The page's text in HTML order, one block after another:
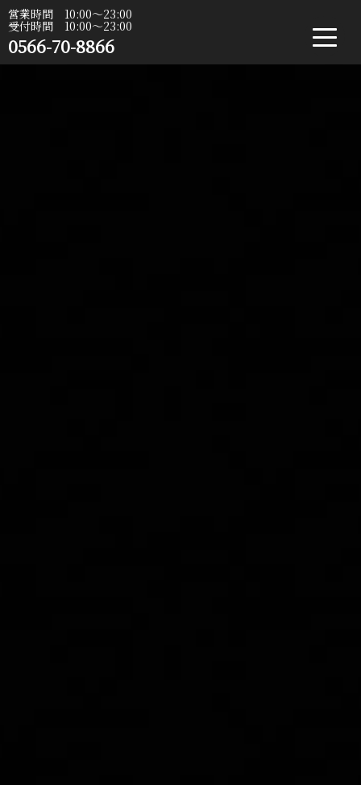
営業時間 10:00〜23:00
受付時間 10:00〜23:00
0566-70-8866